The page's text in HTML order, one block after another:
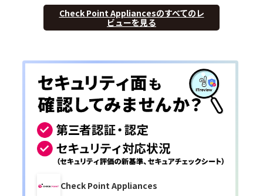
Check Point Appliancesのすべてのレ
ビューを見る
Check Point Appliances